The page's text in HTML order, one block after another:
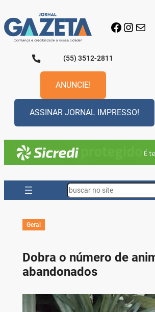
para
o
conteúdo
E-mail
(55) 3512-2811
ANUNCIE!
ASSINAR JORNAL IMPRESSO!
Search
Geral
Dobra o número de
abandonados